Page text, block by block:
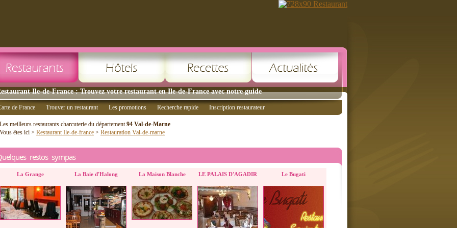
Ile-de-France : Trouvez votre restaurant en Ile-de-France avec notre guide
de France Trouver un restaurant Les promotions Recherche rapide Inscription restaurateur
Les meilleurs restaurants charcuterie du département94 Val-de-Marne
Vous êtes ici > Restaurant Ile-de-france > Restauration Val-de-marne
restos sympas
La Grange La Baie d'Halong La Maison Blanche LE PALAIS D'AGADIR Le Bugati